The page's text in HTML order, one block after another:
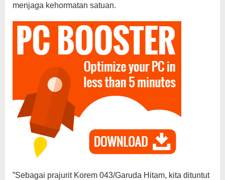
menjaga kehormatan satuan.
​”Sebagai prajurit Korem 043/Garuda Hitam, kita dituntut